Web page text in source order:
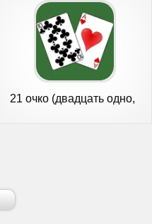
21 очко (двадцать одно,